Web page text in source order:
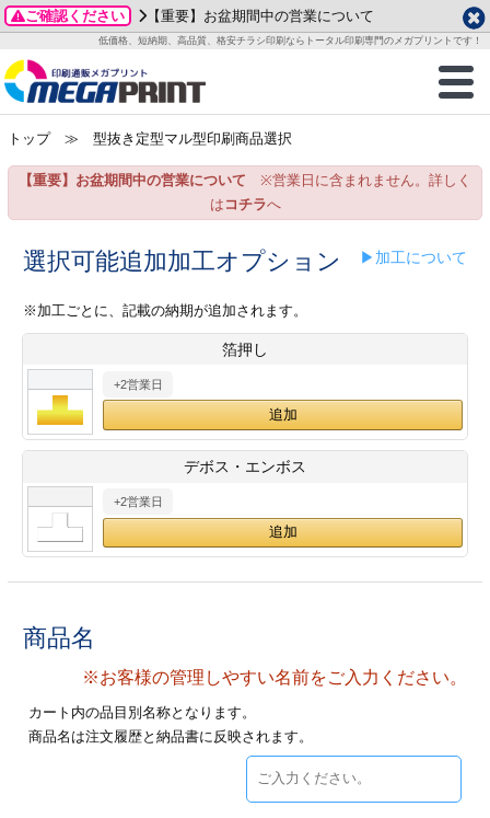
ご確認ください 【重要】お盆期間中の営業について
低価格、短納期、高品質、格安チラシ印刷ならトータル印刷専門のメガプリントです！
商品一覧
グッズ
ステッカー
ックカード印刷
業ツール印刷
＆盛り上げ印刷
ご利用ガイド
お客様へ
いて
方法
/送料について
刷
カード印刷
ックカード名刺
ムカード
型マル型印刷
ード印刷
印刷
データ作成ガイド
成前に
ガイド
加工指示ガイド
テンプレート
ード印刷
名刺印刷
ックカード
ード印刷
印刷
形マル型
印刷
名刺印刷
一覧
わせ
り
プル請求
2026年 8月
月
火 水 木 金
土
1
3
4 5 6 7
8
15
24
25 26 27
29
土
1
2 3
8 9 10 11
12
14
15 16 17 18
19
25
26
28
29 30
トップ≫ 型抜き定型マル型印刷商品選択
【重要】お盆期間中の営業について ※営業日に含まれません。詳しく
は コチラへ
選択可能追加加工オプション ▶加工について
※加工ごとに、記載の納期が追加されます。
箔押し
+2営業日
デボス・エンボス
+2営業日
商品名
※お客様の管理しやすい名前をご入力ください。
カート内の品目別名称となります。
商品名は注文履歴と納品書に反映されます。